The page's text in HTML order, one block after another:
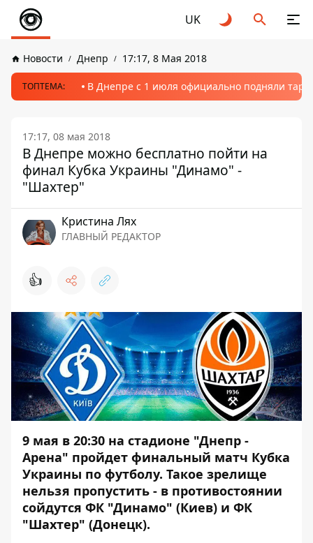
UK
Новости Днепр 17:17, 8 Мая 2018
ТОПТЕМА: В Днепре с 1 июля официально подняли
17:17, 08 мая 2018
В Днепре можно бесплатно пойти на
финал Кубка Украины "Динамо" -
"Шахтер"
Кристина Лях
ГЛАВНЫЙ РЕДАКТОР
👍
9 мая в 20:30 на стадионе "Днепр -
Арена" пройдет финальный матч Кубка
Украины по футболу. Такое зрелище
нельзя пропустить - в противостоянии
сойдутся ФК "Динамо" (Киев) и ФК
"Шахтер" (Донецк).